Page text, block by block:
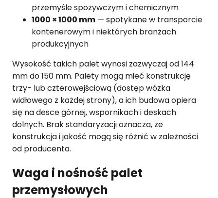
przemyśle spożywczym i chemicznym
1000 × 1000 mm — spotykane w transporcie
kontenerowym i niektórych branżach
produkcyjnych
Wysokość takich palet wynosi zazwyczaj od 144
mm do 150 mm. Palety mogą mieć konstrukcję
trzy- lub czterowejściową (dostęp wózka
widłowego z każdej strony), a ich budowa opiera
się na desce górnej, wspornikach i deskach
dolnych. Brak standaryzacji oznacza, że
konstrukcja i jakość mogą się różnić w zależności
od producenta.
Waga i nośność palet
przemysłowych